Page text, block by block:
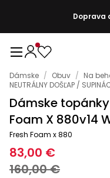
Doprava
Dámske / Obuv / Na
NEUTRÁLNY DOŠĽAP /
Dámske
Foam X 880v14
Fresh Foam x 880
83,00 €
160,00 €